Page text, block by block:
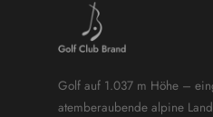
Golf auf 1.037 m Höhe –
atemberaubende alpine